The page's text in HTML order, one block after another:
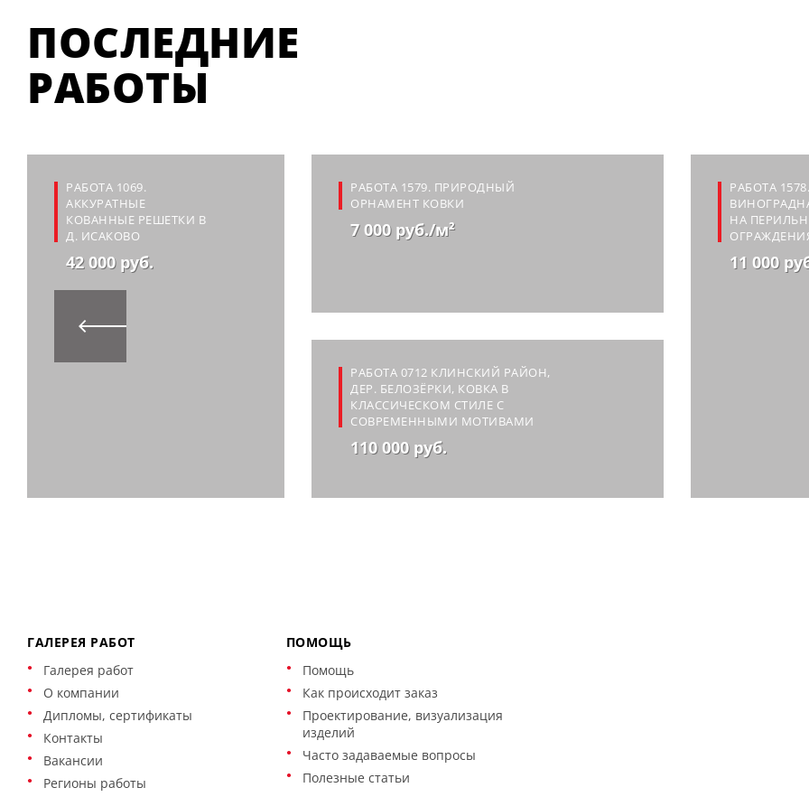
ПОСЛЕДНИЕ
РАБОТЫ
РАБОТА 1069.
АККУРАТНЫЕ
КОВАННЫЕ РЕШЕТКИ В
Д. ИСАКОВО
42 000 руб.
РАБОТА 1579. ПРИРОДНЫЙ
ОРНАМЕНТ КОВКИ
7 000 руб./м²
РАБОТА 0712 КЛИНСКИЙ РАЙОН,
ДЕР. БЕЛОЗЁРКИ, КОВКА В
КЛАССИЧЕСКОМ СТИЛЕ С
СОВРЕМЕННЫМИ МОТИВАМИ
110 000 руб.
РАБОТА 1578.
НА
11 000
ГАЛЕРЕЯ РАБОТ
Галерея работ
О компании
Дипломы, сертификаты
Контакты
Вакансии
Регионы работы
ПОМОЩЬ
Помощь
Как происходит заказ
Проектирование, визуализация
изделий
Часто задаваемые вопросы
Полезные статьи